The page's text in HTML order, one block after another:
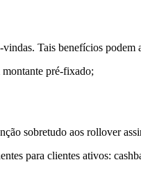
Tais benefícios podem
pré-fixado;
sobretudo aos rollover
para clientes ativos: